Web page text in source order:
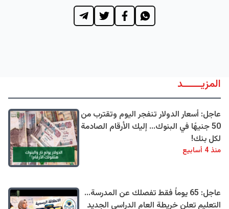
المزيــــــد
عاجل: أسعار الدولار تنفجر اليوم وتقترب من
50 جنيهًا في البنوك... إليك الأرقام الصادمة
لكل بنك!
منذ 4 أسابيع
عاجل: 65 يوماً فقط تفصلك عن المدرسة...
التعليم تعلن خريطة العام الدراسي الجديد